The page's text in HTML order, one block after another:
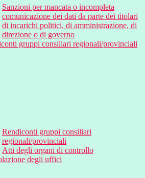
Sanzioni per mancata o incompleta
comunicazione dei dati da parte dei titolari
di incarichi politici, di amministrazione, di
direzione o di governo
gruppi consiliari regionali/provinciali
Rendiconti gruppi consiliari
regionali/provinciali
Atti degli organi di controllo
degli uffici